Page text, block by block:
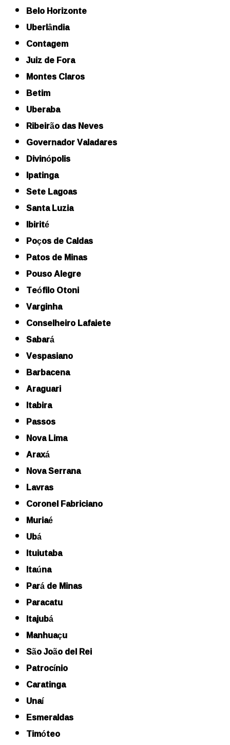
Belo Horizonte
Uberlândia
Contagem
Juiz de Fora
Montes Claros
Betim
Uberaba
Ribeirão das Neves
Governador Valadares
Divinópolis
Ipatinga
Sete Lagoas
Santa Luzia
Ibirité
Poços de Caldas
Patos de Minas
Pouso Alegre
Teófilo Otoni
Varginha
Conselheiro Lafaiete
Sabará
Vespasiano
Barbacena
Araguari
Itabira
Passos
Nova Lima
Araxá
Nova Serrana
Lavras
Coronel Fabriciano
Muriaé
Ubá
Ituiutaba
Itaúna
Pará de Minas
Paracatu
Itajubá
Manhuaçu
São João del Rei
Patrocínio
Caratinga
Unaí
Esmeraldas
Timóteo